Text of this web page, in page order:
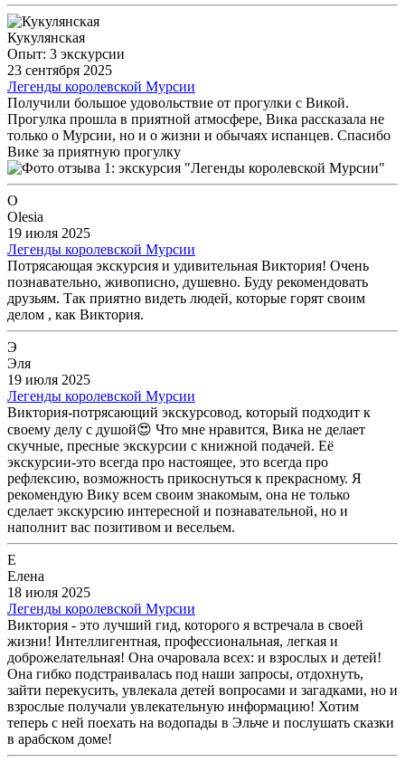
Кукулянская
Опыт: 3 экскурсии
23 сентября 2025
Легенды королевской Мурсии
Получили большое удовольствие от прогулки с Викой.
Прогулка прошла в приятной атмосфере, Вика рассказала не
только о Мурсии, но и о жизни и обычаях испанцев. Спасибо
Вике за приятную прогулку
O
Olesia
19 июля 2025
Легенды королевской Мурсии
Потрясающая экскурсия и удивительная Виктория! Очень
познавательно, живописно, душевно. Буду рекомендовать
друзьям. Так приятно видеть людей, которые горят своим
делом , как Виктория.
Э
Эля
19 июля 2025
Легенды королевской Мурсии
Виктория-потрясающий экскурсовод, который подходит к
своему делу с душой😍 Что мне нравится, Вика не делает
скучные, пресные экскурсии с книжной подачей. Её
экскурсии-это всегда про настоящее, это всегда про
рефлексию, возможность прикоснуться к прекрасному. Я
рекомендую Вику всем своим знакомым, она не только
сделает экскурсию интересной и познавательной, но и
наполнит вас позитивом и весельем.
Е
Елена
18 июля 2025
Легенды королевской Мурсии
Виктория - это лучший гид, которого я встречала в своей
жизни! Интеллигентная, профессиональная, легкая и
доброжелательная! Она очаровала всех: и взрослых и детей!
Она гибко подстраивалась под наши запросы, отдохнуть,
зайти перекусить, увлекала детей вопросами и загадками, но и
взрослые получали увлекательную информацию! Хотим
теперь с ней поехать на водопады в Эльче и послушать сказки
в арабском доме!